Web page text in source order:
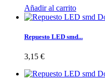
Añadir al carrito
Repuesto LED smd...
3,15 €